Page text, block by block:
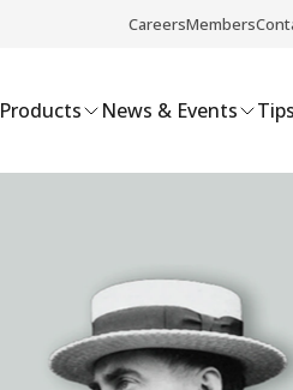
CareersMembers
Products News & Events